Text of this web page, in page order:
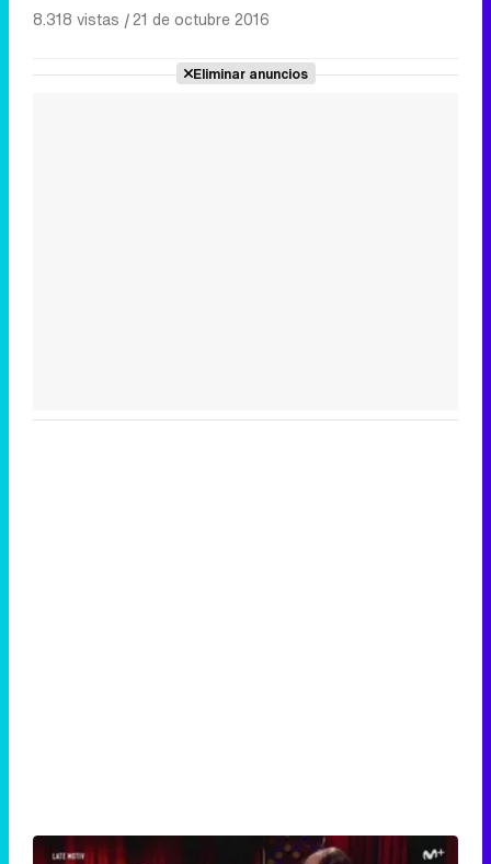
8.318 vistas |21 de octubre 2016
Eliminar anuncios